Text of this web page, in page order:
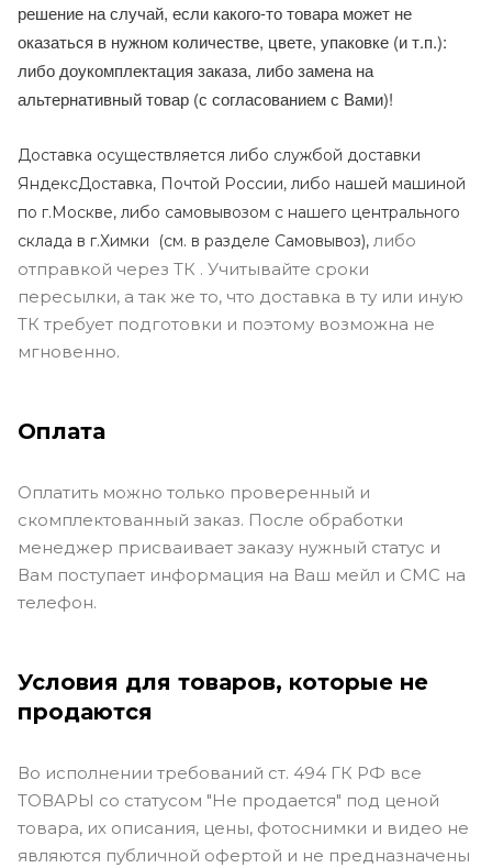
решение на случай, если какого-то товара может не
оказаться в нужном количестве, цвете, упаковке (и т.п.):
либо доукомплектация заказа, либо замена на
альтернативный товар (с согласованием с Вами)!
Доставка осуществляется либо службой доставки
ЯндексДоставка, Почтой России, либо нашей машиной
по г.Москве, либо самовывозом с нашего центрального
склада в г.Химки (см. в разделе Самовывоз), либо
отправкой через ТК . Учитывайте сроки
пересылки, а так же то, что доставка в ту или иную
ТК требует подготовки и поэтому возможна не
мгновенно.
Оплата
Оплатить можно только проверенный и
скомплектованный заказ. После обработки
менеджер присваивает заказу нужный статус и
Вам поступает информация на Ваш мейл и СМС на
телефон.
Условия для товаров, которые не
продаются
Во исполнении требований ст. 494 ГК РФ все
ТОВАРЫ со статусом "Не продается" под ценой
товара, их описания, цены, фотоснимки и видео не
являются публичной офертой и не предназначены